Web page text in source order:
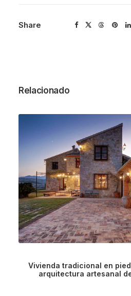
Share
Relacionado
Vivienda tradicional en
arquitectura artesanal